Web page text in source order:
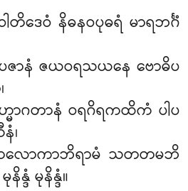
ါတိဒေဝံ နိဓနဝပုဓရံ မာရဘင်္ဂံ
ဇာနံ ဇယဝရသယနေ ဗောဓိပ
ြဟ္မာဂတာနံ ဝရဂိရကထိကံ ပါပ
၊
လောကာဘိရာမံ သတတမဘိ
န္ဒံ မုနိန္ဒံ။